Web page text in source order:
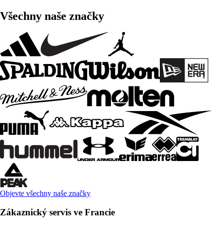
Všechny naše značky
Objevte všechny naše značky
Zákaznický servis ve Francie